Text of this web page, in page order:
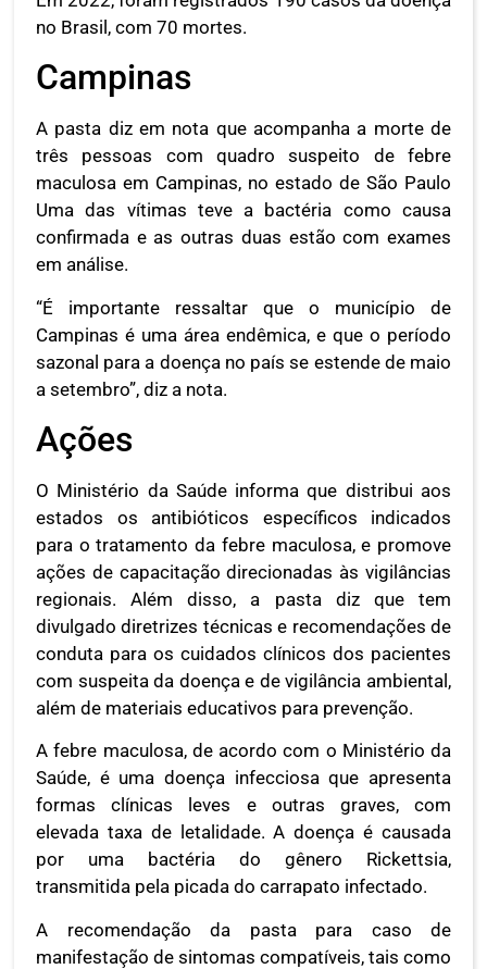
no Brasil, com 70 mortes.
Campinas
A pasta diz em nota que acompanha a morte de
três pessoas com quadro suspeito de febre
maculosa em Campinas, no estado de São Paulo
Uma das vítimas teve a bactéria como causa
confirmada e as outras duas estão com exames
em análise.
“É importante ressaltar que o município de
Campinas é uma área endêmica, e que o período
sazonal para a doença no país se estende de maio
a setembro”, diz a nota.
Ações
O Ministério da Saúde informa que distribui aos
estados os antibióticos específicos indicados
para o tratamento da febre maculosa, e promove
ações de capacitação direcionadas às vigilâncias
regionais. Além disso, a pasta diz que tem
divulgado diretrizes técnicas e recomendações de
conduta para os cuidados clínicos dos pacientes
com suspeita da doença e de vigilância ambiental,
além de materiais educativos para prevenção.
A febre maculosa, de acordo com o Ministério da
Saúde, é uma doença infecciosa que apresenta
formas clínicas leves e outras graves, com
elevada taxa de letalidade. A doença é causada
por uma bactéria do gênero Rickettsia,
transmitida pela picada do carrapato infectado.
A recomendação da pasta para caso de
manifestação de sintomas compatíveis, tais como